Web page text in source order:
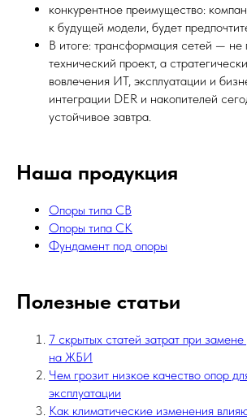
конкурентное преимущество:
к будущей модели, будет
В итоге: трансформация сетей — не
технический проект, а
вовлечения ИТ, эксплуатации и
интеграции DER и накопителей
устойчивое завтра.
Наша продукция
Опоры типа СВ
Опоры типа СК
Фундамент под опоры
Полезные статьи
7 скрытых статей затрат при
на ЖБИ
Чем грозит низкое качество опор
эксплуатации
Как климатические изменения